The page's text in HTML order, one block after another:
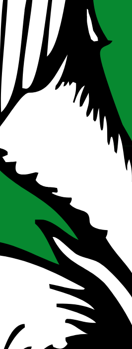
Regionen bei Investitionen, die
oder Diversifizierung von
Dienstleister bei Investitionen in
ein Mindestprojektvolumen von €
im Bereich der experimentellen
und mittlere Unternehmen